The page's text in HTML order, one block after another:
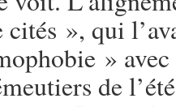
cités », qui
»
de